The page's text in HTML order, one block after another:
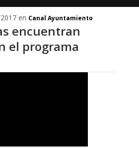
en Canal Ayuntamiento
encuentran
el programa